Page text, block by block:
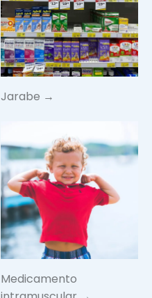
Jarabe →
Medicamento